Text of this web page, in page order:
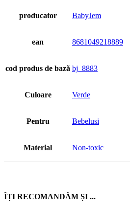
producator BabyJem
ean 8681049218889
cod produs de bază bj_8883
Culoare Verde
Pentru Bebelusi
Material Non-toxic
ÎȚI RECOMANDĂM ȘI ...